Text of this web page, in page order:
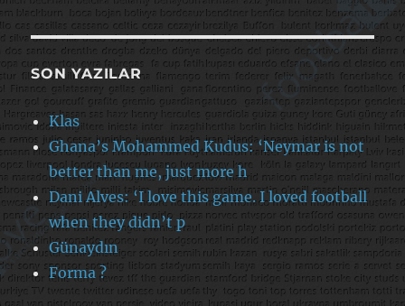
SON YAZILAR
Klas
Ghana’s Mohammed Kudus: ‘Neymar is not
better than me, just more h
Dani Alves: ‘I love this game. I loved football
when they didn’t p
Günaydın
Forma ?